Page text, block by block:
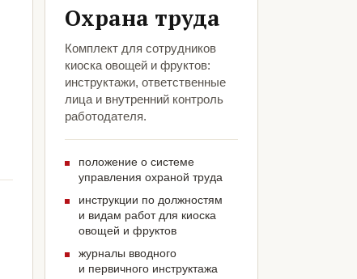
Охрана труда
Комплект для сотрудников
киоска овощей и фруктов:
инструктажи, ответственные
лица и внутренний контроль
работодателя.
положение о системе
управления охраной труда
инструкции по должностям
и видам работ для киоска
овощей и фруктов
журналы вводного
и первичного инструктажа